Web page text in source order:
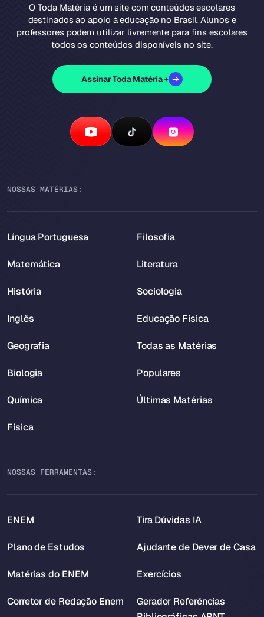
O Toda Matéria é um site com conteúdos escolares
destinados ao apoio à educação no Brasil. Alunos e
professores podem utilizar livremente para fins escolares
todos os conteúdos disponíveis no site.
Assinar Toda Matéria +
NOSSAS MATÉRIAS:
Língua Portuguesa
Matemática
História
Inglês
Geografia
Biologia
Química
Física
Filosofia
Literatura
Sociologia
Educação Física
Todas as Matérias
Populares
Últimas Matérias
NOSSAS FERRAMENTAS:
ENEM
Plano de Estudos
Matérias do ENEM
Corretor de Redação Enem
Tira Dúvidas IA
Ajudante de Dever de Casa
Exercícios
Gerador Referências